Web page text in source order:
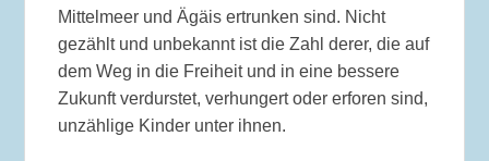
Mittelmeer und Ägäis ertrunken sind. Nicht
gezählt und unbekannt ist die Zahl derer, die auf
dem Weg in die Freiheit und in eine bessere
Zukunft verdurstet, verhungert oder erforen sind,
unzählige Kinder unter ihnen.